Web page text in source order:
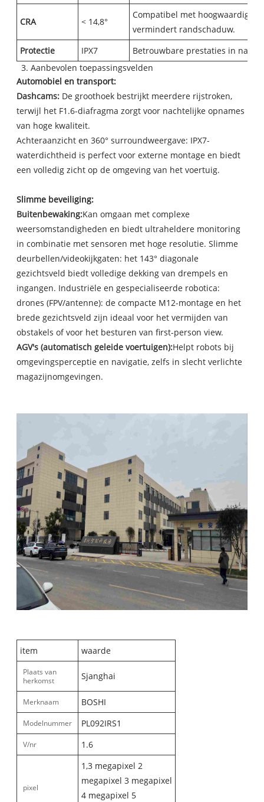
CRA < 14,8°
Compatibel met hoogwaardige
vermindert randschaduw.
Protectie IPX7
Betrouwbare prestaties in natte
3. Aanbevolen toepassingsvelden
Automobiel en transport:
Dashcams: De groothoek bestrijkt meerdere rijstroken,
terwijl het F1.6-diafragma zorgt voor nachtelijke opnames
van hoge kwaliteit.
Achteraanzicht en 360° surroundweergave: IPX7-
waterdichtheid is perfect voor externe montage en biedt
een volledig zicht op de omgeving van het voertuig.
Slimme beveiliging:
Buitenbewaking:Kan omgaan met complexe
weersomstandigheden en biedt ultraheldere monitoring
in combinatie met sensoren met hoge resolutie. Slimme
deurbellen/videokijkgaten: het 143° diagonale
gezichtsveld biedt volledige dekking van drempels en
ingangen. Industriële en gespecialiseerde robotica:
drones (FPV/antenne): de compacte M12-montage en het
brede gezichtsveld zijn ideaal voor het vermijden van
obstakels of voor het besturen van first-person view.
AGV's (automatisch geleide voertuigen):Helpt robots bij
omgevingsperceptie en navigatie, zelfs in slecht verlichte
magazijnomgevingen.
item waarde
Plaats van
herkomst
Sjanghai
Merknaam BOSHI
Modelnummer PL092IRS1
V/nr 1.6
pixel
1,3 megapixel 2
megapixel 3 megapixel
4 megapixel 5